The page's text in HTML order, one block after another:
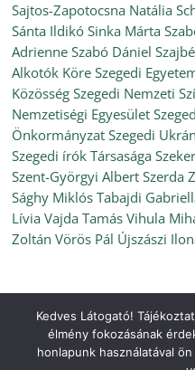
Sajtos-Zapotocsna Natália
Sánta Ildikó Sinka Márta
Adrienne Szabó Dániel
Alkotók Köre Szegedi
Közösség Szegedi Nemzeti
Nemzetiségi Egyesület
Önkormányzat Szegedi
Szegedi írók Társasága
Szent-Györgyi Albert Szerda
Sághy Miklós Tabajdi
Lívia Vajda Tamás Vihula
Zoltán Vörös Pál Újszászi
Copyright © 2026Ünnepi
All
Kedves Látogató!
élmény fokozásának
honlapunk használatával